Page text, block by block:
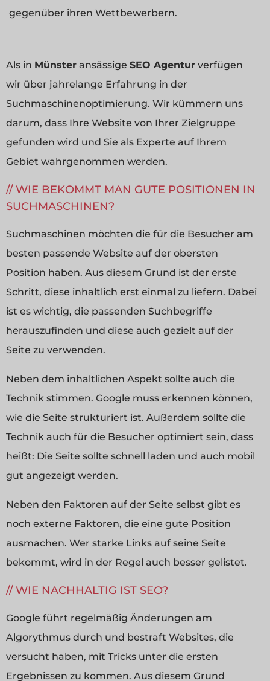
gegenüber ihren Wettbewerbern.
Als in Münster ansässige SEO Agentur verfügen
wir über jahrelange Erfahrung in der
Suchmaschinenoptimierung. Wir kümmern uns
darum, dass Ihre Website von Ihrer Zielgruppe
gefunden wird und Sie als Experte auf Ihrem
Gebiet wahrgenommen werden.
WIE BEKOMMT MAN GUTE POSITIONEN IN
SUCHMASCHINEN?
Suchmaschinen möchten die für die Besucher am
besten passende Website auf der obersten
Position haben. Aus diesem Grund ist der erste
Schritt, diese inhaltlich erst einmal zu liefern. Dabei
ist es wichtig, die passenden Suchbegriffe
herauszufinden und diese auch gezielt auf der
Seite zu verwenden.
Neben dem inhaltlichen Aspekt sollte auch die
Technik stimmen. Google muss erkennen können,
wie die Seite strukturiert ist. Außerdem sollte die
Technik auch für die Besucher optimiert sein, dass
heißt: Die Seite sollte schnell laden und auch mobil
gut angezeigt werden.
Neben den Faktoren auf der Seite selbst gibt es
noch externe Faktoren, die eine gute Position
ausmachen. Wer starke Links auf seine Seite
bekommt, wird in der Regel auch besser gelistet.
WIE NACHHALTIG IST SEO?
Google führt regelmäßig Änderungen am
Algorythmus durch und bestraft Websites, die
versucht haben, mit Tricks unter die ersten
Ergebnissen zu kommen. Aus diesem Grund